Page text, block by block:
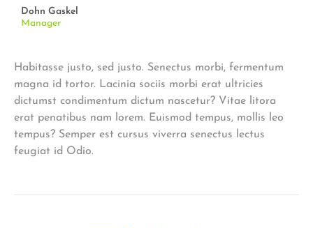
Dohn Gaskel
Manager
Habitasse justo, sed justo. Senectus morbi, fermentum
magna id tortor. Lacinia sociis morbi erat ultricies
dictumst condimentum dictum nascetur? Vitae litora
erat penatibus nam lorem. Euismod tempus, mollis leo
tempus? Semper est cursus viverra senectus lectus
feugiat id Odio.